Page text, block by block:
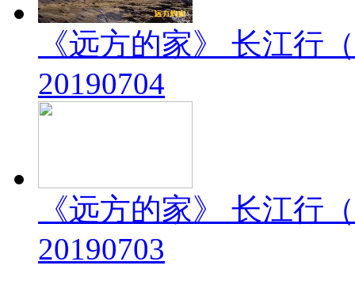
《远方的家》 长江行
20190704
《远方的家》 长江行
20190703